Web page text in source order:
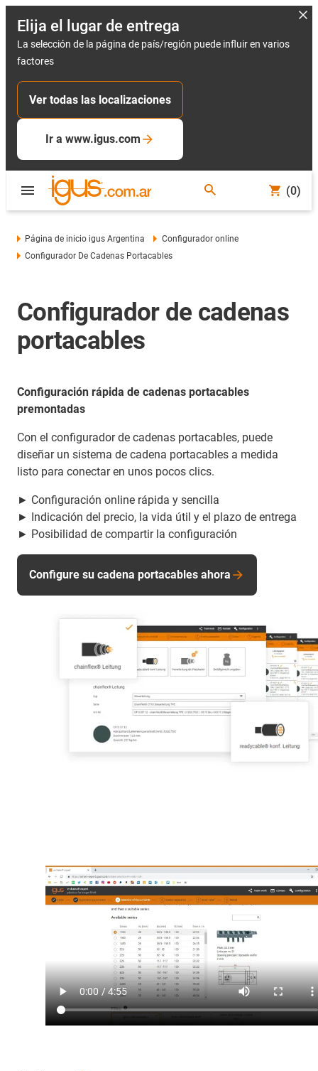
Elija el lugar de entrega
La selección de la página de país/región puede influir en varios
factores
Ver todas las localizaciones
Ir a www.igus.com
(0)
Página de inicio igus Argentina
Configurador online
Configurador De Cadenas Portacables
Configurador de cadenas
portacables
Configuración rápida de cadenas portacables
premontadas
Con el configurador de cadenas portacables, puede
diseñar un sistema de cadena portacables a medida
listo para conectar en unos pocos clics.
► Configuración online rápida y sencilla
► Indicación del precio, la vida útil y el plazo de entrega
► Posibilidad de compartir la configuración
Configure su cadena portacables ahora